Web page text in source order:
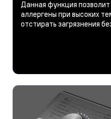
Данная функция
аллергены при высоких
отстирать загрязнения